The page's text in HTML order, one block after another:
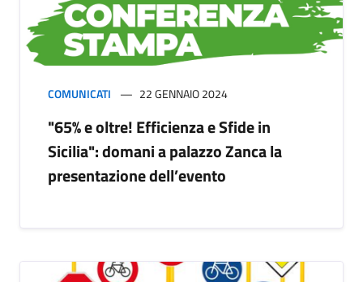
COMUNICATI 22 GENNAIO 2024
"65% e oltre! Efficienza e Sfide in
Sicilia": domani a palazzo Zanca la
presentazione dell’evento